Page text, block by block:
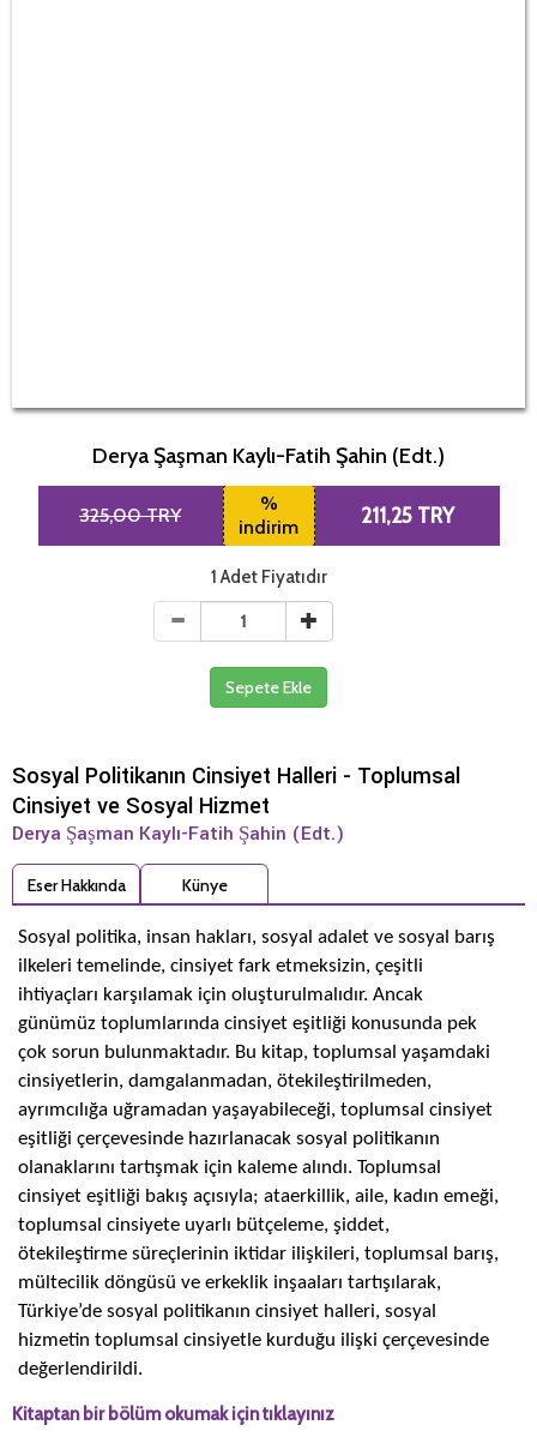
Derya Şaşman Kaylı-Fatih Şahin (Edt.)
325,00 TRY
%
indirim
211,25 TRY
1 Adet Fiyatıdır
Sepete Ekle
Sosyal Politikanın Cinsiyet Halleri - Toplumsal
Cinsiyet ve Sosyal Hizmet
Derya Şaşman Kaylı-Fatih Şahin (Edt.)
Eser Hakkında Künye
Sosyal politika, insan hakları, sosyal adalet ve sosyal barış
ilkeleri temelinde, cinsiyet fark etmeksizin, çeşitli
ihtiyaçları karşılamak için oluşturulmalıdır. Ancak
günümüz toplumlarında cinsiyet eşitliği konusunda pek
çok sorun bulunmaktadır. Bu kitap, toplumsal yaşamdaki
cinsiyetlerin, damgalanmadan, ötekileştirilmeden,
ayrımcılığa uğramadan yaşayabileceği, toplumsal cinsiyet
eşitliği çerçevesinde hazırlanacak sosyal politikanın
olanaklarını tartışmak için kaleme alındı. Toplumsal
cinsiyet eşitliği bakış açısıyla; ataerkillik, aile, kadın emeği,
toplumsal cinsiyete uyarlı bütçeleme, şiddet,
ötekileştirme süreçlerinin iktidar ilişkileri, toplumsal barış,
mültecilik döngüsü ve erkeklik inşaaları tartışılarak,
Türkiye’de sosyal politikanın cinsiyet halleri, sosyal
hizmetin toplumsal cinsiyetle kurduğu ilişki çerçevesinde
değerlendirildi.
Kitaptan bir bölüm okumak için tıklayınız